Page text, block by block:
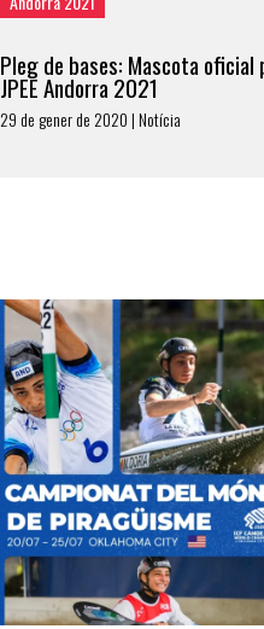
Pleg de bases: Mascota oficial
JPEE Andorra 2021
29 de gener de 2020 | Notícia